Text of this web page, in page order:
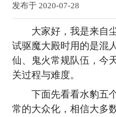
发布于 2020-07-28
大家好，我是来自尘
试驱魔大殿时用的是混
仙、鬼火常规队伍，今
关过程与难度。
下面先看看水豹五个
常的大众化，相信大多